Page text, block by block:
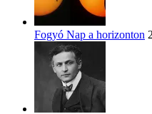
Fogyó Nap a horizonton